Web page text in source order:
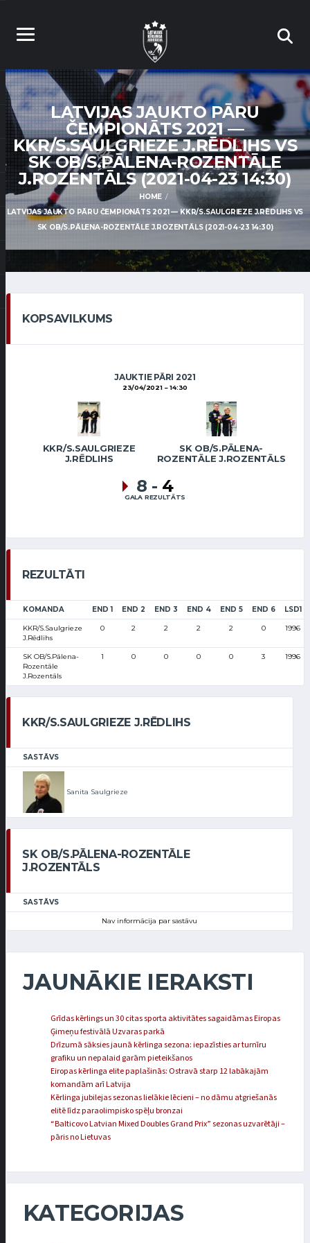
LATVIJAS JAUKTO PĀRU
ČEMPIONĀTS 2021 —
KKR/S.SAULGRIEZE J.RĒDLIHS VS
SK OB/S.PĀLENA-ROZENTĀLE
J.ROZENTĀLS (2021-04-23 14:30)
HOME
LATVIJAS JAUKTO PĀRU ČEMPIONĀTS 2021 — KKR/S.SAULGRIEZE J.RĒDLIHS VS
SK OB/S.PĀLENA-ROZENTĀLE J.ROZENTĀLS (2021-04-23 14:30)
KOPSAVILKUMS
JAUKTIE PĀRI 2021
23/04/2021 14:30
KKR/S.SAULGRIEZE
J.RĒDLIHS
SK OB/S.PĀLENA-
ROZENTĀLE J.ROZENTĀLS
8 - 4
GALA REZULTĀTS
REZULTĀTI
KOMANDA END 1 END 2 END 3 END 4 END 5 END 6 LSD1
KKR/S.Saulgrieze
J.Rēdlihs
0 2 2 2 2 0 1996
SK OB/S.Pālena-
Rozentāle
J.Rozentāls
1 0 0 0 0 3 1996
KKR/S.SAULGRIEZE J.RĒDLIHS
SASTĀVS
Sanita Saulgrieze
SK OB/S.PĀLENA-ROZENTĀLE
J.ROZENTĀLS
SASTĀVS
Nav informācija par sastāvu
JAUNĀKIE IERAKSTI
Grīdas kērlings un 30 citas sporta aktivitātes sagaidāmas Eiropas
Ģimeņu festivālā Uzvaras parkā
Drīzumā sāksies jaunā kērlinga sezona: iepazīsties ar turnīru
grafiku un nepalaid garām pieteikšanos
Eiropas kērlinga elite paplašinās: Ostravā starp 12 labākajām
komandām arī Latvija
Kērlinga jubilejas sezonas lielākie lēcieni – no dāmu atgriešanās
elitē līdz paraolimpisko spēļu bronzai
“Balticovo Latvian Mixed Doubles Grand Prix” sezonas uzvarētāji –
pāris no Lietuvas
KATEGORIJAS